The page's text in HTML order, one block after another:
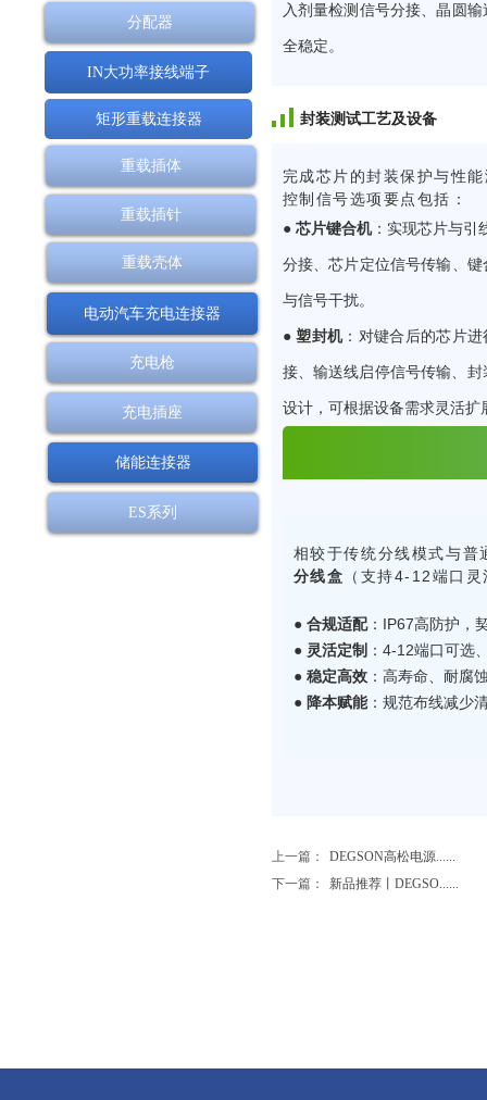
入剂量检测信号分接、晶圆
全稳定。
封装测试工艺及设备
完成芯片的封装保护与性
控制信号选项要点包括：
● 芯片键合机：实现芯片与引
分接、芯片定位信号传输、
与信号干扰。
● 塑封机：对键合后的芯片
接、输送线启停信号传输、
设计，可根据设备需求灵活扩
相较于传统分线模式与普
分线盒 （支持4-12端口
● 合规适配：IP67高防护，
● 灵活定制 ：4-12端口可选
● 稳定高效：高寿命、耐腐
● 降本赋能：规范布线减少
上一篇：
DEGSON高松电源......
下一篇：
新品推荐丨DEGSO......
分配器
IN大功率接线端子
矩形重载连接器
重载插体
重载插针
重载壳体
电动汽车充电连接器
充电枪
充电插座
储能连接器
ES系列